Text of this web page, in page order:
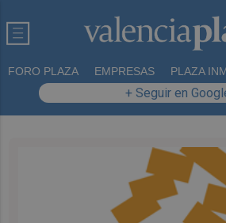
FORO PLAZA EMPRESAS PLAZA
+ Seguir en